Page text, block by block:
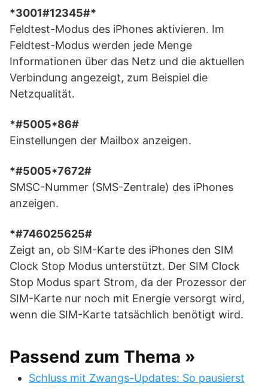
*3001#12345#*
Feldtest-Modus des iPhones aktivieren. Im
Feldtest-Modus werden jede Menge
Informationen über das Netz und die aktuellen
Verbindung angezeigt, zum Beispiel die
Netzqualität.
*#5005*86#
Einstellungen der Mailbox anzeigen.
*#5005*7672#
SMSC-Nummer (SMS-Zentrale) des iPhones
anzeigen.
*#746025625#
Zeigt an, ob SIM-Karte des iPhones den SIM
Clock Stop Modus unterstützt. Der SIM Clock
Stop Modus spart Strom, da der Prozessor der
SIM-Karte nur noch mit Energie versorgt wird,
wenn die SIM-Karte tatsächlich benötigt wird.
Passend zum Thema »
Schluss mit Zwangs-Updates: So pausierst